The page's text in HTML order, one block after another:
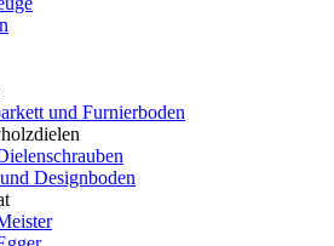
und Furnierboden
Designboden